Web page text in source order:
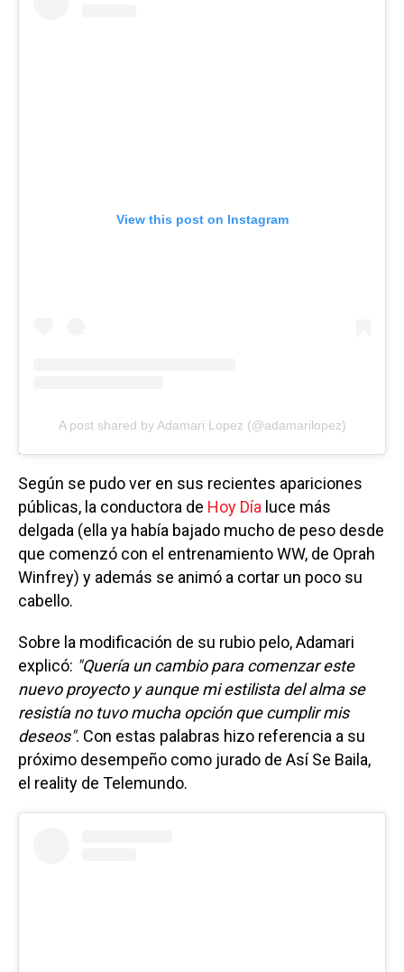
View this post on Instagram
A post shared by Adamari Lopez (@adamarilopez)
Según se pudo ver en sus recientes apariciones
públicas, la conductora de Hoy Día luce más
delgada (ella ya había bajado mucho de peso desde
que comenzó con el entrenamiento WW, de Oprah
Winfrey) y además se animó a cortar un poco su
cabello.
Sobre la modificación de su rubio pelo, Adamari
explicó: "Quería un cambio para comenzar este
nuevo proyecto y aunque mi estilista del alma se
resistía no tuvo mucha opción que cumplir mis
deseos". Con estas palabras hizo referencia a su
próximo desempeño como jurado de Así Se Baila,
el reality de Telemundo.